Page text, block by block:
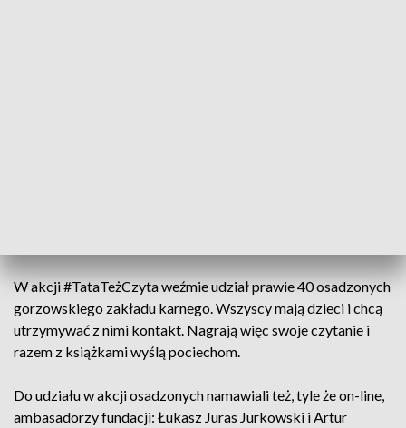
W akcji #TataTeżCzyta weźmie udział prawie 40 osadzonych
gorzowskiego zakładu karnego. Wszyscy mają dzieci i chcą
utrzymywać z nimi kontakt. Nagrają więc swoje czytanie i
razem z książkami wyślą pociechom.
Do udziału w akcji osadzonych namawiali też, tyle że on-line,
ambasadorzy fundacji: Łukasz Juras Jurkowski i Artur